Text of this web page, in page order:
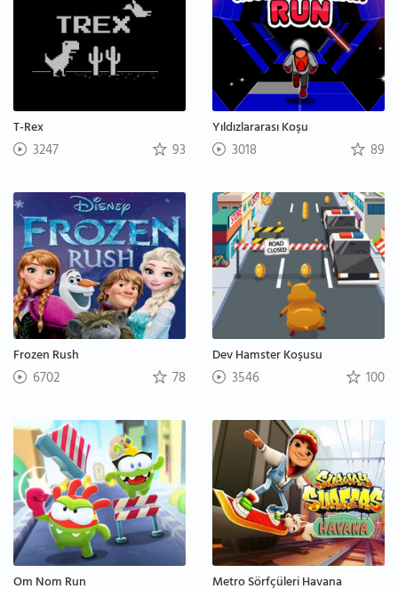
T-Rex
3247 93
Yıldızlararası Koşu
3018 89
Frozen Rush
6702 78
Dev Hamster Koşusu
3546 100
Om Nom Run Metro Sörfçüleri Havana